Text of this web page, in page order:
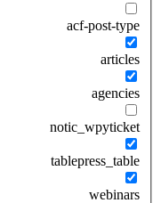
acf-post-type
articles
agencies
notic_wpyticket
tablepress_table
webinars